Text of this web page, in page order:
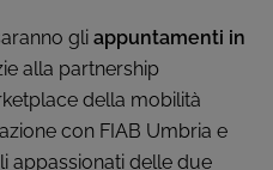
gliappuntamenti in
alla partnership
della mobilità
con FIAB Umbria e
appassionati delle due